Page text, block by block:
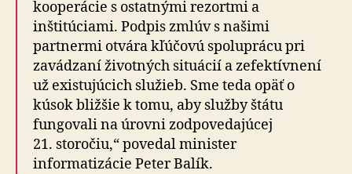
kooperácie s ostat­nými rezortmi a
inštitúciami. Podpis zmlúv s našimi
partnermi otvára kľúčovú spoluprácu pri
zavádzaní životných situácií a zefektívnení
už existujúcich služieb. Sme teda opäť o
kúsok bližšie k tomu, aby služby štátu
fungovali na úrovni zodpovedajúcej
21. storočiu,“ povedal minister
informatizácie Peter Balík.